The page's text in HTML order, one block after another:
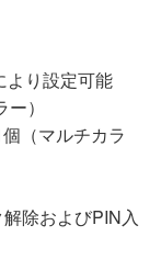
より設定可能
）
（マルチカラ
除およびPIN入